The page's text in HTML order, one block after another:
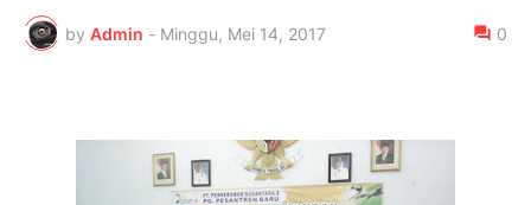
by Admin - Minggu, Mei 14, 2017 0